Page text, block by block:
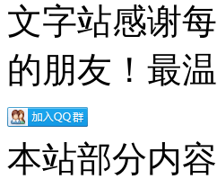
文字站感谢
的朋友！最
本站部分内